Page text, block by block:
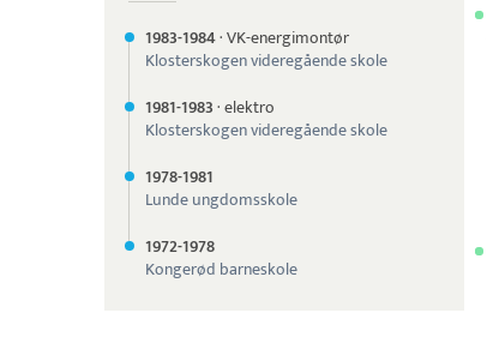
1983-1984·VK-energimontør
Klosterskogen videregående skole
1981-1983·elektro
Klosterskogen videregående skole
1978-1981
Lunde ungdomsskole
1972-1978
Kongerød barneskole